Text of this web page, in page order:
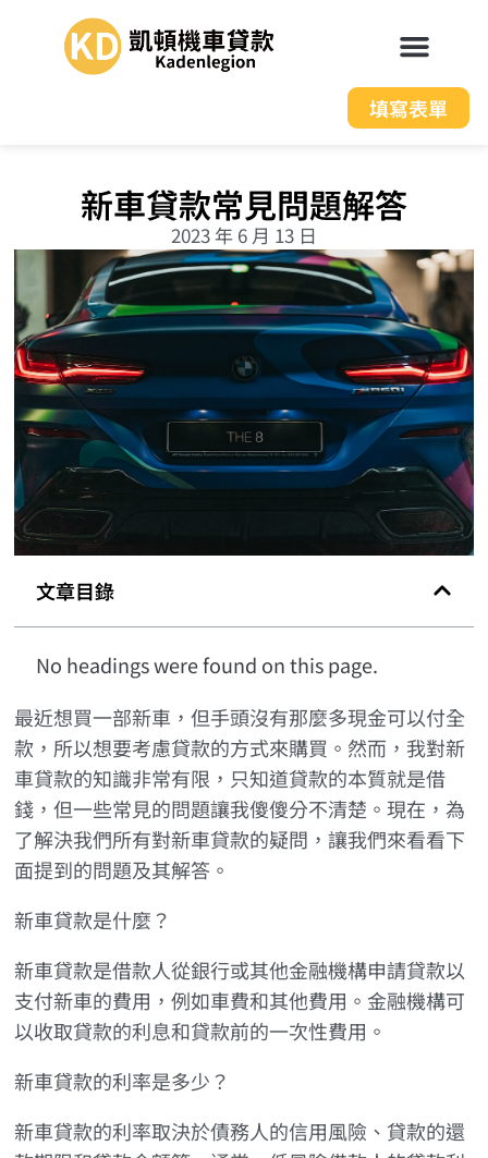
填寫表單
新車貸款常見問題解答
2023 年 6 月 13 日
文章目錄
No headings were found on this page.
最近想買一部新車，但手頭沒有那麼多現金可以付全
款，所以想要考慮貸款的方式來購買。然而，我對新
車貸款的知識非常有限，只知道貸款的本質就是借
錢，但一些常見的問題讓我傻傻分不清楚。現在，為
了解決我們所有對新車貸款的疑問，讓我們來看看下
面提到的問題及其解答。
新車貸款是什麼？
新車貸款是借款人從銀行或其他金融機構申請貸款以
支付新車的費用，例如車費和其他費用。金融機構可
以收取貸款的利息和貸款前的一次性費用。
新車貸款的利率是多少？
新車貸款的利率取決於債務人的信用風險、貸款的還